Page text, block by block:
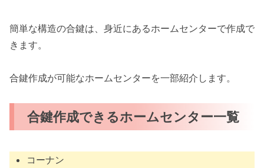
簡単な構造の合鍵は、身近にあるホームセンターで作成で
きます。
合鍵作成が可能なホームセンターを一部紹介します。
合鍵作成できるホームセンター一覧
コーナン